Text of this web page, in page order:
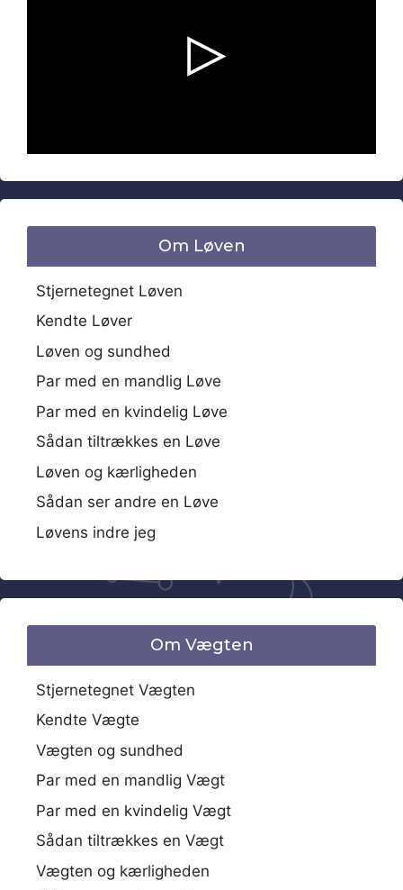
Video is not published.
Om Løven
Stjernetegnet Løven
Kendte Løver
Løven og sundhed
Par med en mandlig Løve
Par med en kvindelig Løve
Sådan tiltrækkes en Løve
Løven og kærligheden
Sådan ser andre en Løve
Løvens indre jeg
Om Vægten
Stjernetegnet Vægten
Kendte Vægte
Vægten og sundhed
Par med en mandlig Vægt
Par med en kvindelig Vægt
Sådan tiltrækkes en Vægt
Vægten og kærligheden